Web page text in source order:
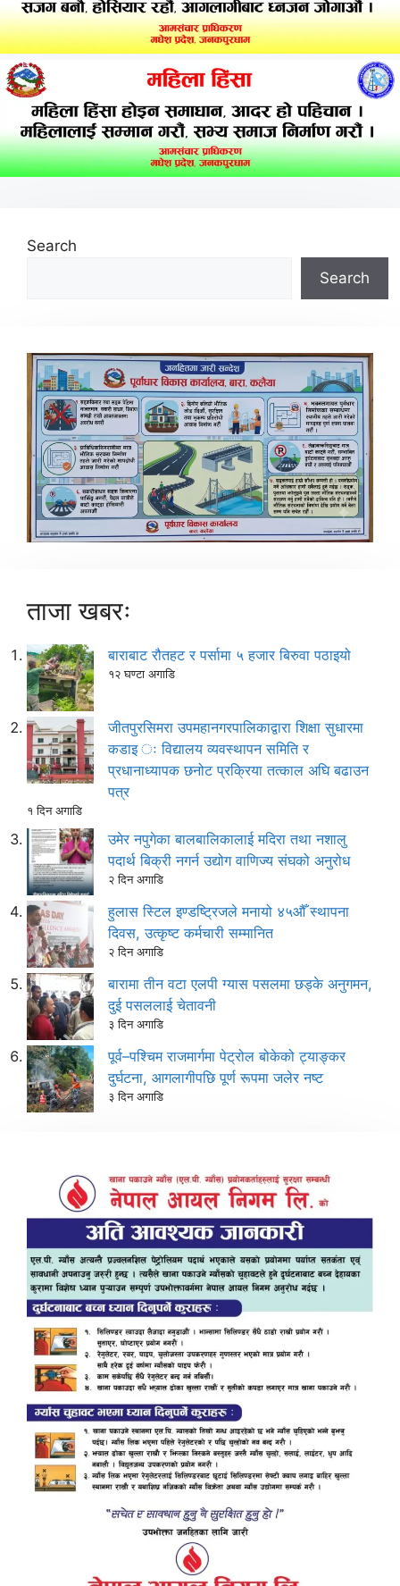
Search
Search
ताजा खबरः
बाराबाट रौतहट र पर्सामा ५ हजार बिरुवा पठाइयो
१२ घण्टा अगाडि
जीतपुरसिमरा उपमहानगरपालिकाद्वारा शिक्षा सुधारमा
कडाइ ः विद्यालय व्यवस्थापन समिति र
प्रधानाध्यापक छनोट प्रक्रिया तत्काल अघि बढाउन
पत्र
१ दिन अगाडि
उमेर नपुगेका बालबालिकालाई मदिरा तथा नशालु
पदार्थ बिक्री नगर्न उद्योग वाणिज्य संघको अनुरोध
२ दिन अगाडि
हुलास स्टिल इण्डष्ट्रिजले मनायो ४५औँ स्थापना
दिवस, उत्कृष्ट कर्मचारी सम्मानित
२ दिन अगाडि
बारामा तीन वटा एलपी ग्यास पसलमा छड्के अनुगमन,
दुई पसललाई चेतावनी
३ दिन अगाडि
पूर्व–पश्चिम राजमार्गमा पेट्रोल बोकेको ट्याङ्कर
दुर्घटना, आगलागीपछि पूर्ण रूपमा जलेर नष्ट
३ दिन अगाडि